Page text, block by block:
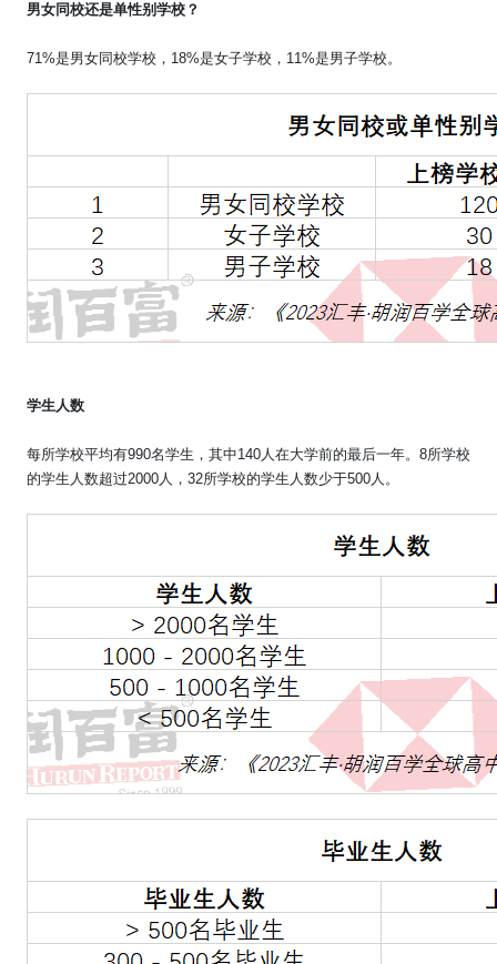
男女同校还是单性别学校？
71%是男女同校学校， 18%是女子学校， 11%是男子学校。
学生人数
每所学校平均有990名学生，其中140人在大学前的最后一年。 8所学校
的学生人数超过2000人， 32所学校的学生人数少于500人。